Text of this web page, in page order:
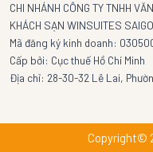
CHI NHÁNH CÔNG TY TNHH
KHÁCH SẠN WINSUITES
Mã đăng ký kinh doanh:
Cấp bởi: Cục thuế Hồ Chí Minh
Địa chỉ: 28-30-32 Lê Lai,
Copyright©